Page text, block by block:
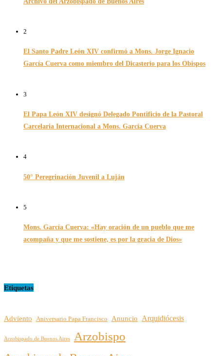
2
El Santo Padre León XIV confirmó a Mons. Jorge Ignacio
García Cuerva como miembro del Dicasterio para los Obispos
3
El Papa León XIV designó Delegado Pontificio de la Pastoral
Carcelaria Internacional a Mons. García Cuerva
4
50° Peregrinación Juvenil a Luján
5
Mons. García Cuerva: «Hay oración de un pueblo que me
acompaña y que me sostiene, es por la gracia de Dios»
Etiquetas
Adviento Aniversario Papa Francisco Anuncio Arquidiócesis
Arzobispado de Buenos Aires Arzobispo